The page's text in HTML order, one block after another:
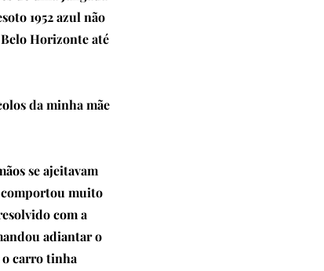
1952 azul não
Horizonte até
da minha mãe
se ajeitavam
comportou muito
com a
adiantar o
o carro tinha